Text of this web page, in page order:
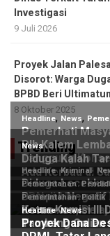
Investigasi
9 Juli 2026
Proyek Jalan
Disorot: Warga
BPBD Beri
8 Oktober 2025
Trending